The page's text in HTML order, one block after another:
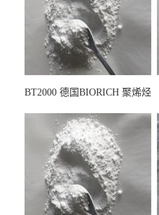
BT2000 德国BIORICH 聚烯烃
墨阻燃剂 TPU抗黄变剂 抗黄
变耐黄剂